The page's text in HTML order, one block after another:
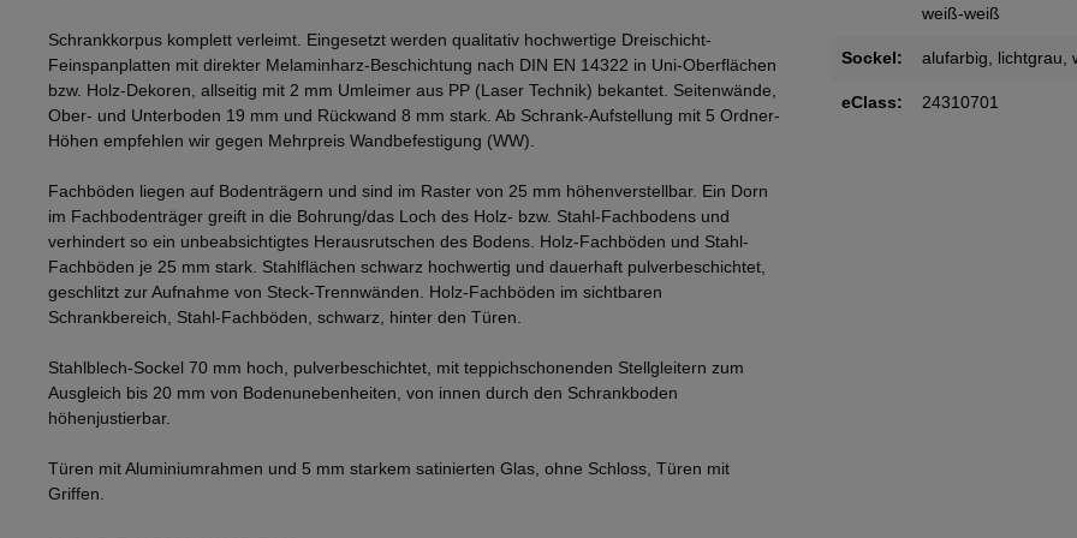
Schrankkorpus komplett verleimt. Eingesetzt werden qualitativ hochwertige Dreischicht-
Feinspanplatten mit direkter Melaminharz-Beschichtung nach DIN EN 14322 in Uni-Oberflächen
bzw. Holz-Dekoren, allseitig mit 2 mm Umleimer aus PP (Laser Technik) bekantet. Seitenwände,
Ober- und Unterboden 19 mm und Rückwand 8 mm stark. Ab Schrank-Aufstellung mit 5 Ordner-
Höhen empfehlen wir gegen Mehrpreis Wandbefestigung (WW).
Fachböden liegen auf Bodenträgern und sind im Raster von 25 mm höhenverstellbar. Ein Dorn
im Fachbodenträger greift in die Bohrung/das Loch des Holz- bzw. Stahl-Fachbodens und
verhindert so ein unbeabsichtigtes Herausrutschen des Bodens. Holz-Fachböden und Stahl-
Fachböden je 25 mm stark. Stahlflächen schwarz hochwertig und dauerhaft pulverbeschichtet,
geschlitzt zur Aufnahme von Steck-Trennwänden. Holz-Fachböden im sichtbaren
Schrankbereich, Stahl-Fachböden, schwarz, hinter den Türen.
Stahlblech-Sockel 70 mm hoch, pulverbeschichtet, mit teppichschonenden Stellgleitern zum
Ausgleich bis 20 mm von Bodenunebenheiten, von innen durch den Schrankboden
höhenjustierbar.
Türen mit Aluminiumrahmen und 5 mm starkem satinierten Glas, ohne Schloss, Türen mit
Griffen.
weiß-weiß
Sockel: alufarbig, lichtgrau,
eClass: 24310701